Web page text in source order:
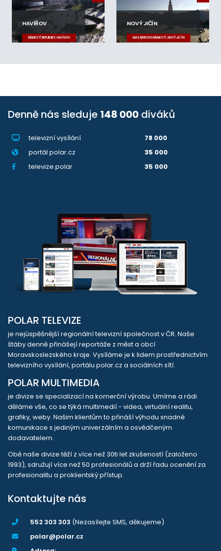
HAVÍŘOV
NÁMĚSTÍ REPUBLIKY, HAVÍŘOV
NOVÝ JIČÍN
MASARYKOVO NÁMĚSTÍ, NOVÝ JIČÍN
Denně nás sleduje 148 000 diváků
televizní vysílání
78 000
portál polar.cz
35 000
televize.polar
35 000
POLAR TELEVIZE
je nejúspěšnější regionální televizní společnost v ČR. Naše
štáby denně přinášejí reportáže z měst a obcí
Moravskoslezského kraje. Vysíláme je k lidem prostřednictvím
televizního vysílání, portálu polar.cz a sociálních sítí.
POLAR MULTIMEDIA
je divize se specializací na komerční výrobu. Umíme a rádi
děláme vše, co se týká multimedií - videa, virtuální realitu,
grafiky, weby. Našim klientům to přináší výhodu snadné
komunikace s jediným univerzálním a osvědčeným
dodavatelem.
Obě naše divize těží z více než 30ti let zkušeností (založeno
1993), sdružují více než 50 profesionálů a drží řadu ocenění za
profesionalitu a proklientský přístup.
Kontaktujte nás
552 303 303 (Nezasílejte SMS, děkujeme)
polar@polar.cz